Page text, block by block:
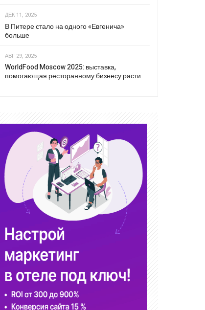
ДЕК 11, 2025
В Питере стало на одного «Евгенича»
больше
АВГ 29, 2025
WorldFood Moscow 2025: выставка,
помогающая ресторанному бизнесу расти